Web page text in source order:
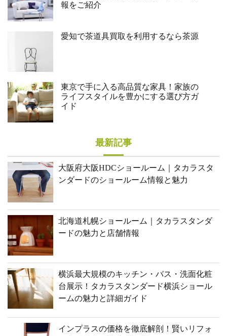
報をご紹介
愛知で茶道具買取を利用するなら茶源
東京で手に入る高品質な家具！家族の
ライフスタイルを豊かにする選び方ガ
イド
最新記事
大阪府大阪HDCショールーム｜タカラスタ
ンダードのショールーム情報と魅力
北海道札幌ショールーム｜タカラスタンダ
ードの魅力と店舗情報
横浜最大規模のキッチン・バス・洗面化粧
台展示！タカラスタンダード横浜ショール
ームの魅力と詳細ガイド
インプラスの価格を徹底解剖！賢いリフォ